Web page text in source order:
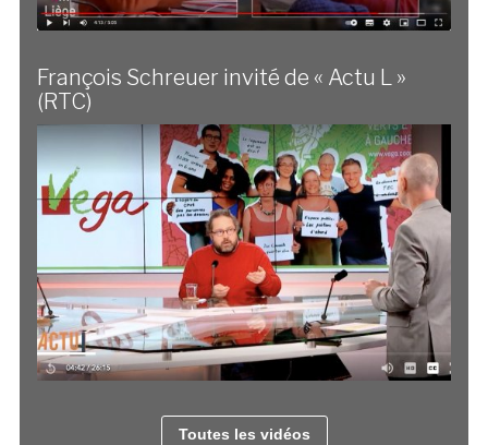
François Schreuer invité de « Actu L »
(RTC)
Toutes les vidéos